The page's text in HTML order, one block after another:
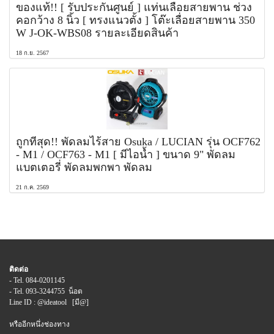
ของแท้!! [ รับประกันศูนย์ ] แท่นเลื่อยสายพาน ช่วง
คอกว้าง 8 นิ้ว [ ทรงแนวตั้ง ] โต๊ะเลื่อยสายพาน 350
W J-OK-WBS08 รายละเอียดสินค้า
18 ก.ย. 2567
ถูกที่สุด!! พัดลมไร้สาย Osuka / LUCIAN รุ่น OCF762
- M1 / OCF763 - M1 [ มีไอน้ำ ] ขนาด 9" พัดลม
แบตเตอรี่ พัดลมพกพา พัดลม
21 ก.ค. 2569
ติดต่อ
- Tel. 084-0201145
- Tel. 093-3244755 น็อต
Line ID : @ideatool [มี@]
หรืออีกหนึ่งช่องทาง